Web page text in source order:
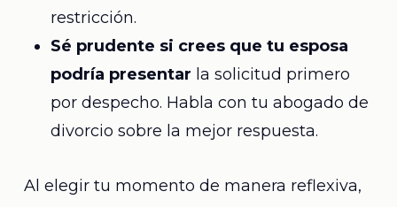
restricción.
Sé prudente si crees que tu esposa
podría presentar la solicitud primero
por despecho. Habla con tu abogado de
divorcio sobre la mejor respuesta.
Al elegir tu momento de manera reflexiva,